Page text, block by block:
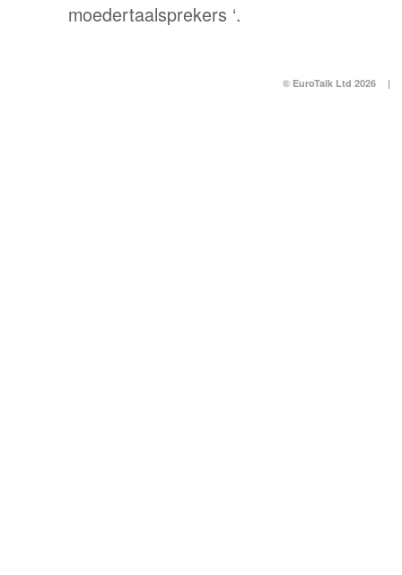
moedertaalsprekers ‘.
© EuroTalk Ltd 2026 |